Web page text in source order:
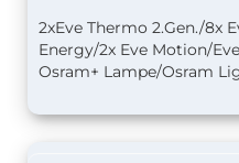
2xEve Thermo 2.Gen./8x
Energy/2x Eve Motion/
Osram+ Lampe/Osram